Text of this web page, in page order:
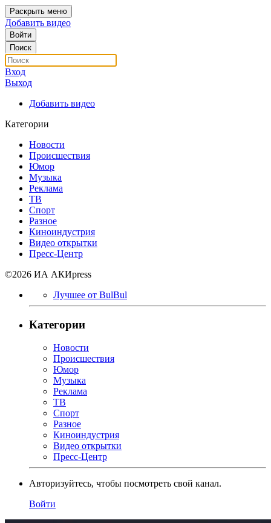
Раскрыть меню
Добавить видео
Войти
Поиск
Вход
Выход
Добавить видео
Категории
Новости
Происшествия
Юмор
Музыка
Реклама
ТВ
Спорт
Разное
Киноиндустрия
Видео открытки
Пресс-Центр
©2026 ИА АКИpress
Лучшее от BulBul
Категории
Новости
Происшествия
Юмор
Музыка
Реклама
ТВ
Спорт
Разное
Киноиндустрия
Видео открытки
Пресс-Центр
Авторизуйтесь, чтобы посмотреть свой канал.
Войти